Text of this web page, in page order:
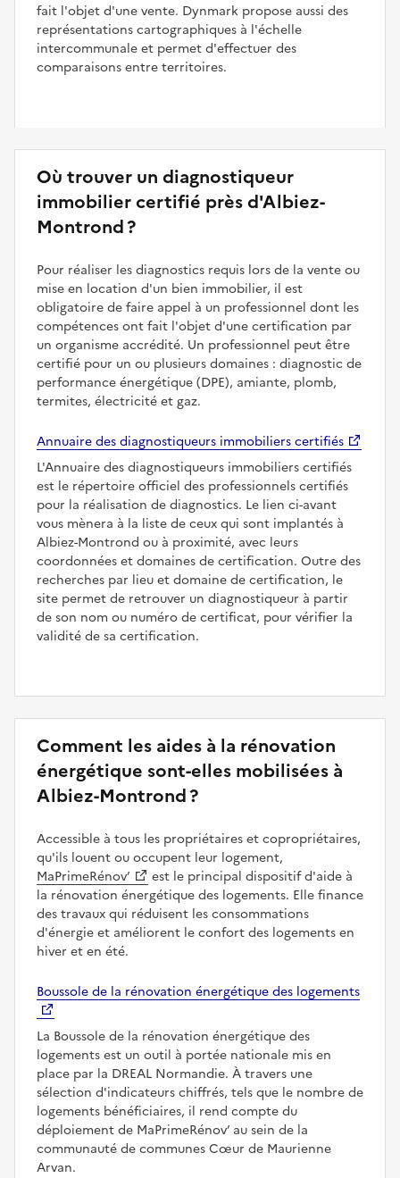
fait l'objet d'une vente. Dynmark propose aussi des
représentations cartographiques à l'échelle
intercommunale et permet d'effectuer des
comparaisons entre territoires.
Où trouver un diagnostiqueur
immobilier certifié près d'Albiez-
Montrond ?
Pour réaliser les diagnostics requis lors de la vente ou
mise en location d'un bien immobilier, il est
obligatoire de faire appel à un professionnel dont les
compétences ont fait l'objet d'une certification par
un organisme accrédité. Un professionnel peut être
certifié pour un ou plusieurs domaines : diagnostic de
performance énergétique (DPE), amiante, plomb,
termites, électricité et gaz.
Annuaire des diagnostiqueurs immobiliers certifiés
L'Annuaire des diagnostiqueurs immobiliers certifiés
est le répertoire officiel des professionnels certifiés
pour la réalisation de diagnostics. Le lien ci-avant
vous mènera à la liste de ceux qui sont implantés à
Albiez-Montrond ou à proximité, avec leurs
coordonnées et domaines de certification. Outre des
recherches par lieu et domaine de certification, le
site permet de retrouver un diagnostiqueur à partir
de son nom ou numéro de certificat, pour vérifier la
validité de sa certification.
Comment les aides à la rénovation
énergétique sont-elles mobilisées à
Albiez-Montrond ?
Accessible à tous les propriétaires et copropriétaires,
qu'ils louent ou occupent leur logement,
MaPrimeRénov’
est le principal dispositif d'aide à
la rénovation énergétique des logements. Elle finance
des travaux qui réduisent les consommations
d'énergie et améliorent le confort des logements en
hiver et en été.
Boussole de la rénovation énergétique des logements
La Boussole de la rénovation énergétique des
logements est un outil à portée nationale mis en
place par la DREAL Normandie. À travers une
sélection d'indicateurs chiffrés, tels que le nombre de
logements bénéficiaires, il rend compte du
déploiement de MaPrimeRénov’ au sein de la
communauté de communes Cœur de Maurienne
Arvan.